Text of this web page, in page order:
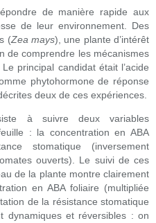
de manière rapide aux
de leur environnement. Des
(Zea mays), une plante d’intérêt
de comprendre les mécanismes
principal candidat était l’acide
phytohormone de réponse
deux de ces expériences.
à suivre deux variables
: la concentration en ABA
stomatique (inversement
ouverts). Le suivi de ces
de la plante montre clairement
en ABA foliaire (multipliée
de la résistance stomatique
dynamiques et réversibles : on